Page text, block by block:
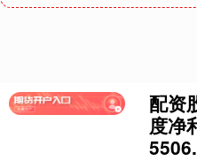
配资
度净